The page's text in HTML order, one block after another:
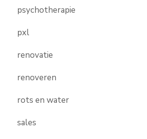
psychotherapie
pxl
renovatie
renoveren
rots en water
sales